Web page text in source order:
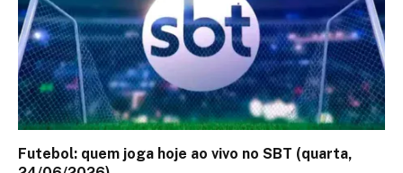
Futebol: quem joga hoje ao vivo no SBT (quarta,